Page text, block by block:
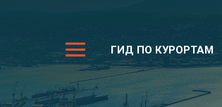
ГИД ПО КУРОРТАМ